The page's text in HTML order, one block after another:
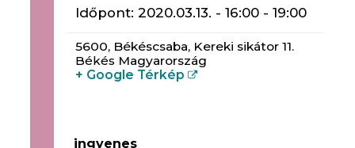
Időpont: 2020.03.13. - 16:00- 19:00
5600, Békéscsaba, Kereki sikátor 11.
Békés Magyarország
+ Google Térkép
ingyenes